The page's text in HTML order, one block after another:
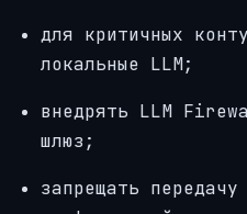
для критичных
локальные LLM;
внедрять LLM
шлюз;
запрещать